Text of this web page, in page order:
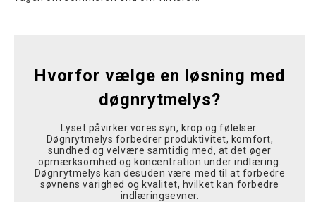
Hvorfor vælge en løsning med
døgnrytmelys?
Lyset påvirker vores syn, krop og følelser.
Døgnrytmelys forbedrer produktivitet, komfort,
sundhed og velvære samtidig med, at det øger
opmærksomhed og koncentration under indlæring.
Døgnrytmelys kan desuden være med til at forbedre
søvnens varighed og kvalitet, hvilket kan forbedre
indlæringsevner.